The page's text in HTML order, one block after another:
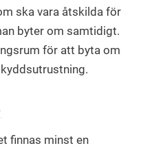
ska vara åtskilda för
byter om samtidigt.
för att byta om
finnas minst en